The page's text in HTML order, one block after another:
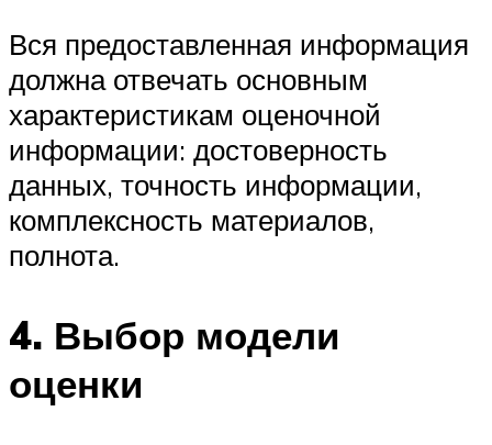
Вся предоставленная информация
должна отвечать основным
характеристикам оценочной
информации: достоверность
данных, точность информации,
комплексность материалов,
полнота.
4. Выбор модели
оценки